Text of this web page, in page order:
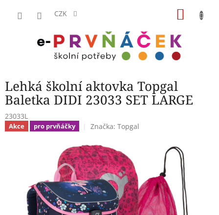
CZK
Lehká školní aktovka Topgal
Baletka DIDI 23033 SET LARGE
23033L
Akce pro prvňáčky Značka: Topgal